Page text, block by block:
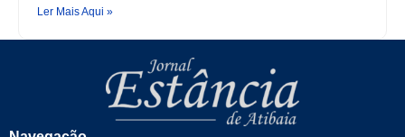
Ler Mais Aqui »